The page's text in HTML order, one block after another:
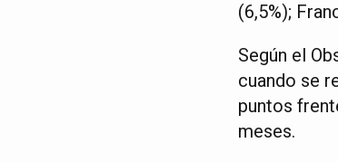
(6,5%);
Según el
cuando se
puntos
meses.